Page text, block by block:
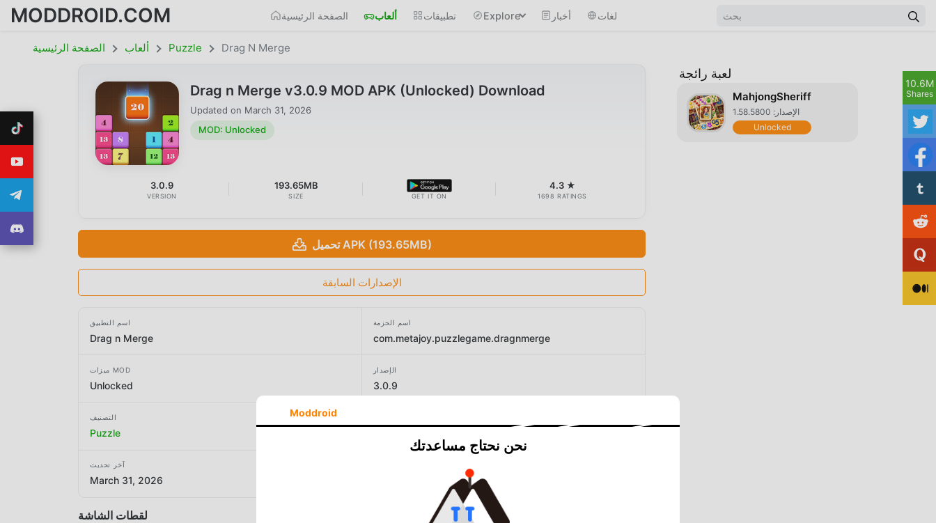
MODDROID.COM الصفحة الرئيسية ألعاب تطبيقات Explore أخبار لغات
الصفحة الرئيسية ألعاب Puzzle Drag N Merge
Drag n Merge v3.0.9 MOD APK (Unlocked) Download
Updated on March 31, 2026
MOD: Unlocked
3.0.9
VERSION
193.65MB
SIZE GET IT ON
4.3 ★
1698 RATINGS
تحميل APK (193.65MB)
الإصدارات السابقة
اسم التطبيق
Drag n Merge
اسم الحزمة
com.metajoy.puzzlegame.dragnmerge
ميزات MOD
Unlocked
الإصدار
3.0.9
التصنيف
Puzzle
آخر تحديث
March 31, 2026
لقطات الشاشة
لعبة رائجة
MahjongSheriff
الإصدار: 1.58.5800
Unlocked
Moddroid
نحن نحتاج مساعدتك
10.6M
Shares